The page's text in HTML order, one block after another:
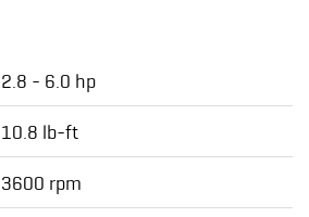
2.8 - 6.0 hp
10.8 lb-ft
3600 rpm